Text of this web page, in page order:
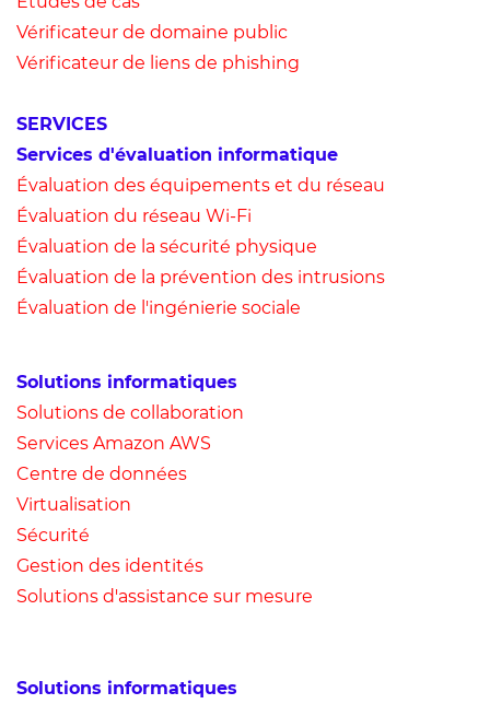
Vérificateur de domaine public
Vérificateur de liens de phishing
SERVICES
Services d'évaluation informatique
Évaluation des équipements et du réseau
Évaluation du réseau Wi-Fi
Évaluation de la sécurité physique
Évaluation de la prévention des intrusions
Évaluation de l'ingénierie sociale
Solutions informatiques
Solutions de collaboration
Services Amazon AWS
Centre de données
Virtualisation
Sécurité
Gestion des identités
Solutions d'assistance sur mesure
Solutions informatiques